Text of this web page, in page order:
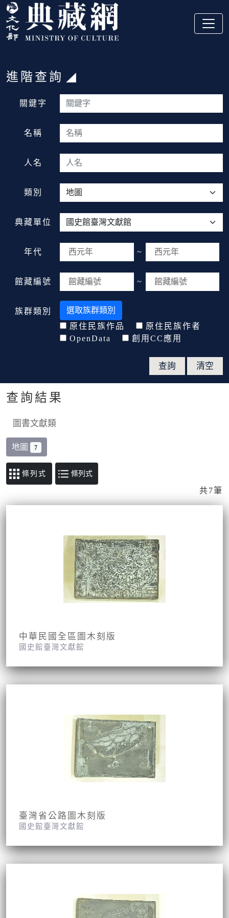
跳到主要內容
:::
:::
進階查詢
關鍵字
名稱
人名
類別
典藏單位
年代 ~
館藏編號 ~
族群類別
選取族群類別
原住民族作品
原住民族作者
OpenData
創用CC應用
查詢結果
圖書文獻類
地圖 7
條列式
共7筆
中華民國全區圖木刻版
國史館臺灣文獻館
臺灣省公路圖木刻版
國史館臺灣文獻館